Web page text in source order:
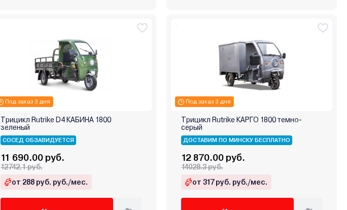
Под заказ 3 дня
Трицикл Rutrike D4 КАБИНА 1800
зеленый
СОСЕД ОБЗАВИДУЕТСЯ
11 690.00 руб.
12742.1 руб.
от 288 руб. руб./мес.
Под заказ 3 дня
Трицикл Rutrike КАРГО 1800 темно-
серый
ДОСТАВИМ ПО МИНСКУ БЕСПЛАТНО
12 870.00 руб.
14028.3 руб.
от 317 руб. руб./мес.